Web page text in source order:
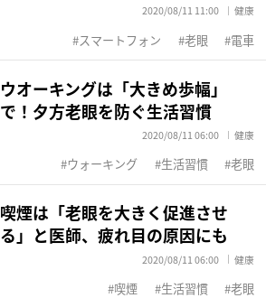
2020/08/11 11:00 健康
スマートフォン 老眼 電車
ウオーキングは「大きめ歩幅」
で！夕方老眼を防ぐ生活習慣
2020/08/11 06:00 健康
ウォーキング 生活習慣 老眼
喫煙は「老眼を大きく促進させ
る」と医師、疲れ目の原因にも
2020/08/11 06:00 健康
喫煙 生活習慣 老眼